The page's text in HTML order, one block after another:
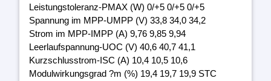
Leistungstoleranz-PMAX (W) 0/+5 0/+5 0/+5
Spannung im MPP-UMPP (V) 33,8 34,0 34,2
Strom im MPP-IMPP (A) 9,76 9,85 9,94
Leerlaufspannung-UOC (V) 40,6 40,7 41,1
Kurzschlusstrom-ISC (A) 10,4 10,5 10,6
Modulwirkungsgrad ?m (%) 19,4 19,7 19,9 STC